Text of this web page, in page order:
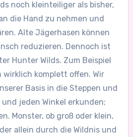
noch kleinteiliger als bisher,
die Hand zu nehmen und
Alte Jägerhasen können
reduzieren. Dennoch ist
Hunter Wilds. Zum Beispiel
komplett offen. Wir
Basis in die Steppen und
jeden Winkel erkunden;
Monster, ob groß oder klein,
allein durch die Wildnis und